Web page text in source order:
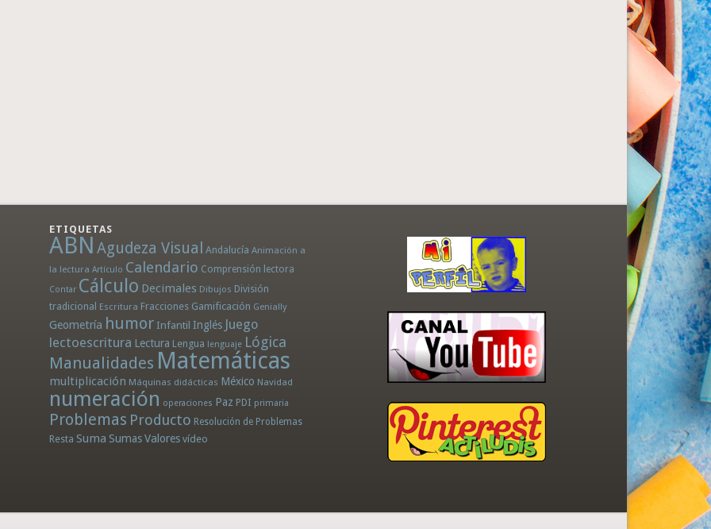
ETIQUETAS
ABN Agudeza Visual Andalucía Animación a
la lectura Artículo Calendario Comprensión lectora
Contar Cálculo Decimales Dibujos División
tradicional Escritura Fracciones Gamificación Genially
Geometría humor Infantil Inglés Juego
lectoescritura Lectura Lengua lenguaje Lógica
Manualidades Matemáticas
multiplicación Máquinas didácticas México Navidad
numeración operaciones Paz PDI primaria
Problemas Producto Resolución de Problemas
Resta Suma SumasValores vídeo